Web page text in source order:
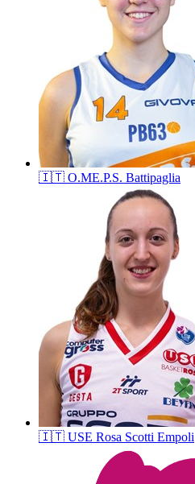
🇮🇹 O.ME.P.S. Battipaglia
🇮🇹 USE Rosa Scotti Empoli